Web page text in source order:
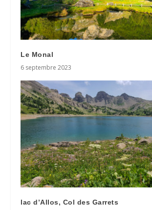
Le Monal
6 septembre 2023
lac d’Allos, Col des Garrets